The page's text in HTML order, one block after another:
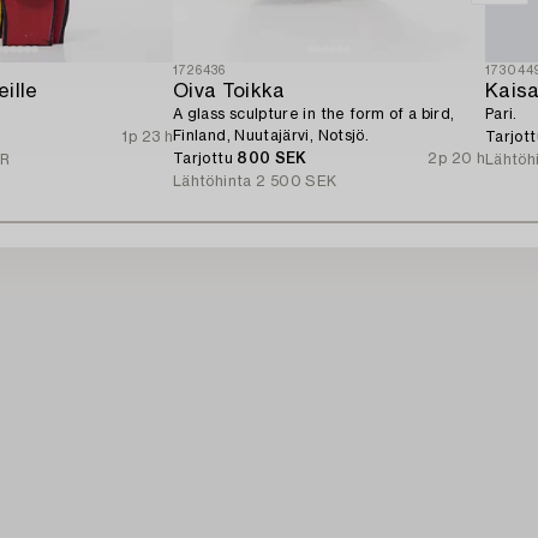
1p 23 h
1726436
Oiva Toikka
A glass sculpture in the form of a bird,
Finland, Nuutajärvi, Notsjö.
Tarjottu 800 SEK
2p 20 h
Lähtöhinta 2 500 SEK
Pari.